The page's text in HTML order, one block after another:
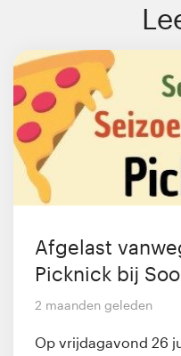
Afgelast
Picknick bij
2 maanden geleden
Op vrijdagavond 26